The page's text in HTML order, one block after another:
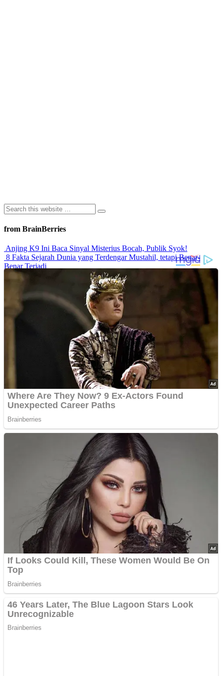
from BrainBerries
Anjing K9 Ini Baca Sinyal Misterius Bocah, Publik Syok!
8 Fakta Sejarah Dunia yang Terdengar Mustahil, tetapi Benar-
Benar Terjadi
Rahasia Sehat Sam Bimbo Yang Tetap Prima Di Usia Senja
9 Rahasia Mengejutkan Di Balik Monumen Batu Kuno Dunia!
Inilah Cara Mendeteksi Kebohongan Lewat Gerakan Bibir!
Advertisements